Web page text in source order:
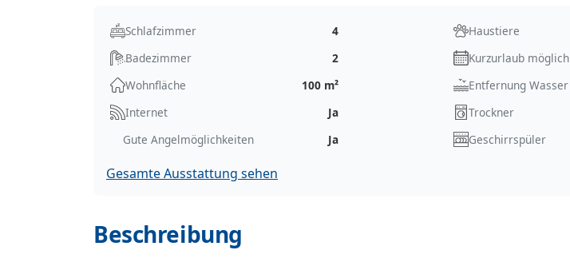
Schlafzimmer
4
Badezimmer
2
Wohnfläche
100 m²
Haustiere
Kurzurlaub möglich
Entfernung Wasser
Internet
Ja
Gute Angelmöglichkeiten
Ja
Trockner
Geschirrspüler
Gesamte Ausstattung sehen
Beschreibung